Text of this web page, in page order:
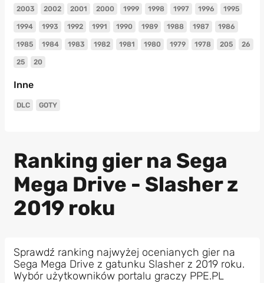
2003 2002 2001 2000 1999 1998 1997 1996 1995
1994 1993 1992 1991 1990 1989 1988 1987 1986
1985 1984 1983 1982 1981 1980 1979 1978 205 26
25 20
Inne
DLC GOTY
Ranking gier na Sega
Mega Drive - Slasher z
2019 roku
Sprawdź ranking najwyżej ocenianych gier na
Sega Mega Drive z gatunku Slasher z 2019 roku.
Wybór użytkowników portalu graczy PPE.PL